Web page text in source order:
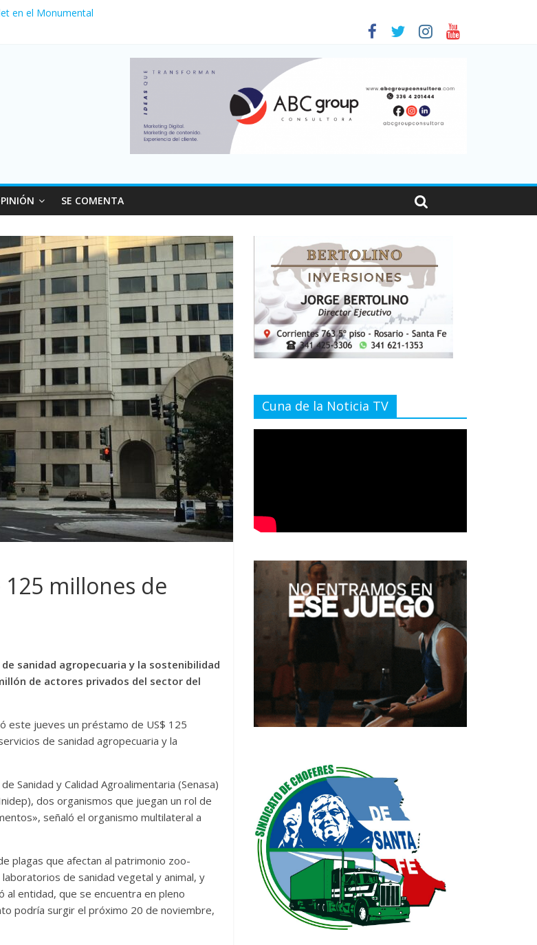
en el Monumental
y consumo turístico: 4,6 millones de personas viajaron por el país, un 5,9% más que en 2025
en julio: bajó un 12,6% interanual
SE COMENTA
millones de
sanidad agropecuaria y la sostenibilidad
de actores privados del sector del
este jueves un préstamo de US$ 125
de sanidad agropecuaria y la
Sanidad y Calidad Agroalimentaria (Senasa)
dos organismos que juegan un rol de
señaló el organismo multilateral a
plagas que afectan al patrimonio zoo-
de sanidad vegetal y animal, y
entidad, que se encuentra en pleno
podría surgir el próximo 20 de noviembre,
Cuna de la Noticia TV